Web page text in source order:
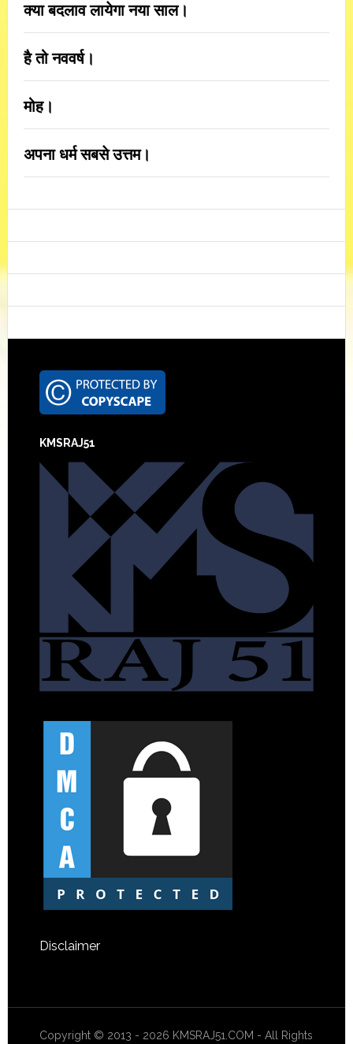
क्या बदलाव लायेगा नया साल।
है तो नववर्ष।
मोह।
अपना धर्म सबसे उत्तम।
Footer
KMSRAJ51
Disclaimer
Copyright © 2013 - 2026 KMSRAJ51.COM - All Rights